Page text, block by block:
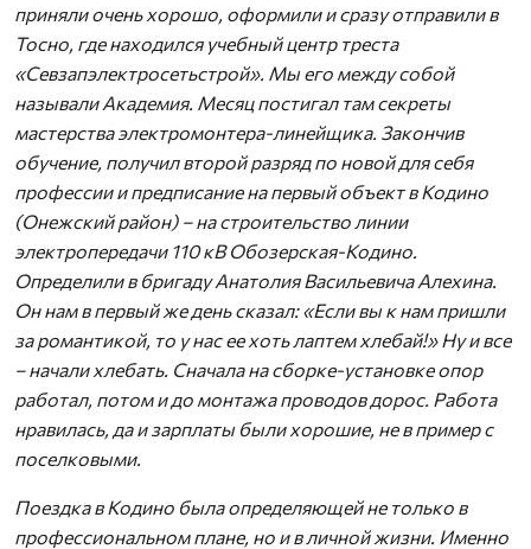
приняли очень хорошо, оформили и сразу отправили в
Тосно, где находился учебный центр треста
«Севзапэлектросетьстрой». Мы его между собой
называли Академия. Месяц постигал там секреты
мастерства электромонтера-линейщика. Закончив
обучение, получил второй разряд по новой для себя
профессии и предписание на первый объект в Кодино
(Онежский район) – на строительство линии
электропередачи 110 кВ Обозерская-Кодино.
Определили в бригаду Анатолия Васильевича Алехина.
Он нам в первый же день сказал: «Если вы к нам пришли
за романтикой, то у нас ее хоть лаптем хлебай!» Ну и все
– начали хлебать. Сначала на сборке-установке опор
работал, потом и до монтажа проводов дорос. Работа
нравилась, да и зарплаты были хорошие, не в пример с
поселковыми.
Поездка в Кодино была определяющей не только в
профессиональном плане, но и в личной жизни. Именно